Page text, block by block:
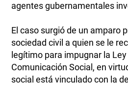
agentes gubernamentales
El caso surgió de un amparo
sociedad civil a quien se le
legítimo para impugnar la
Comunicación Social, en
social está vinculado con la